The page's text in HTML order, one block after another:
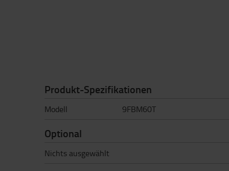
Produkt-Spezifikationen
Modell 9FBM60T
Optional
Nichts ausgewählt